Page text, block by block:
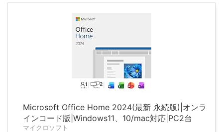
Microsoft Office Home 2024(最新 永続版)|オンラ
インコード版|Windows11、10/mac対応|PC2台
マイクロソフト